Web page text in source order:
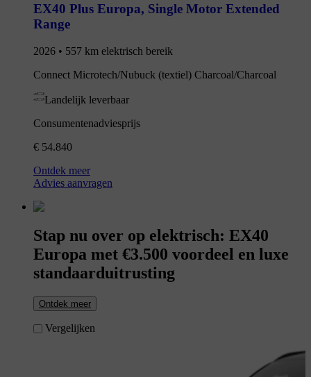
EX40 Plus Europa, Single Motor Extended
Range
2026 • 557 km elektrisch bereik
Connect Microtech/Nubuck (textiel) Charcoal/Charcoal
Landelijk leverbaar
Consumentenadviesprijs
€ 54.840
Ontdek meer
Advies aanvragen
Stap nu over op elektrisch: EX40
Europa met €3.500 voordeel en luxe
standaarduitrusting
Ontdek meer
Vergelijken